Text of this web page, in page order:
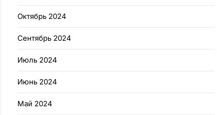
Октябрь 2024
Сентябрь 2024
Июль 2024
Июнь 2024
Май 2024